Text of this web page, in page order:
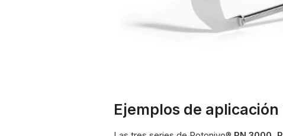
Ejemplos de